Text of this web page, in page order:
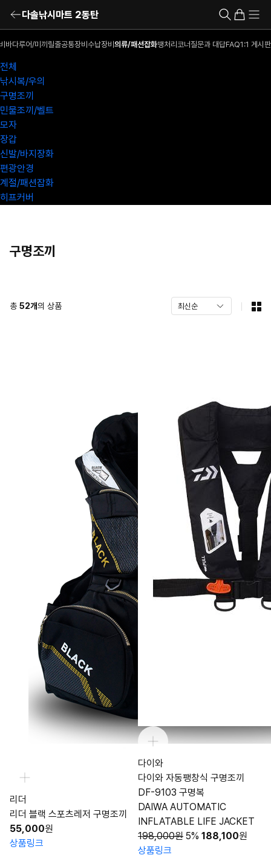
다솔낚시마트 2동탄
바다루어/미끼 릴줄공통장비 수납장비 의류/패션잡화땡처리코너 질문과 대답FAQ1:1 게시판
전체
낚시복/우의
구명조끼
민물조끼/벨트
모자
장갑
신발/바지장화
편광안경
계절/패션잡화
히프커버
구명조끼
총 52개의 상품
리더
리더 블랙 스포츠레저 구명조끼
55,000원
상품링크
다이와
다이와 자동팽창식 구명조끼
DF-9103 구명복
DAIWA AUTOMATIC
INFLATABLE LIFE JACKET
198,000원 5% 188,100원
상품링크